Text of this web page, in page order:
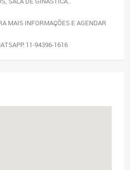
MAIS INFORMAÇÕES E AGENDAR
11-94396-1616